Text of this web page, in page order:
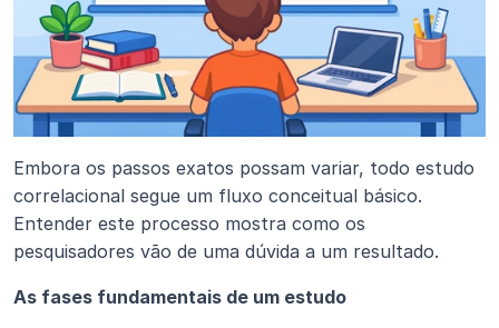
Embora os passos exatos possam variar, todo estudo
correlacional segue um fluxo conceitual básico.
Entender este processo mostra como os
pesquisadores vão de uma dúvida a um resultado.
As fases fundamentais de um estudo